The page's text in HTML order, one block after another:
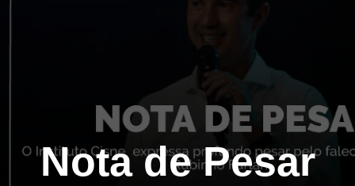
Nota de Pesar